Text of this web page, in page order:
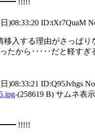
日)08:33:20 ID:tXr7QuaM
移入する理由がさっぱり
たから･････だと軽すぎ
)08:33:21 ID:Q95Jvhgs
-(258619 B) サムネ表
!!!!!